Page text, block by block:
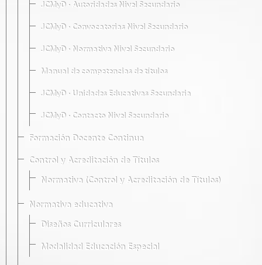
JCMyD · Autoridades Nivel Secundario
JCMyD · Convocatorias Nivel Secundario
JCMyD · Normativa Nivel Secundario
Manual de competencias de títulos
JCMyD · Unidades Educativas Secundaria
JCMyD · Contacto Nivel Secundario
Formación Docente Continua
Control y Acreditación de Títulos
Normativa (Control y Acreditación de Títulos)
Normativa educativa
Diseños Curriculares
Modalidad Educación Especial